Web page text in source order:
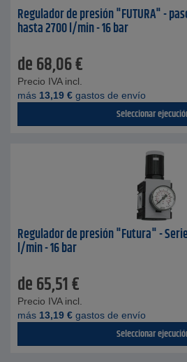
Regulador de presión "FUTURA" -
hasta 2700 l/min - 16 bar
de68,06€
Precio IVA incl.
más 13,19 € gastos de envío
Seleccionar
Regulador de presión "Futura" -
l/min - 16 bar
de65,51€
Precio IVA incl.
más 13,19 € gastos de envío
Seleccionar